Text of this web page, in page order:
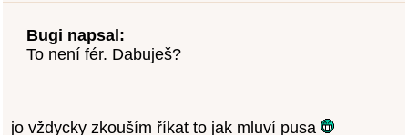
Bugi napsal:
To není fér. Dabuješ?
jo vždycky zkouším říkat to jak mluví pusa